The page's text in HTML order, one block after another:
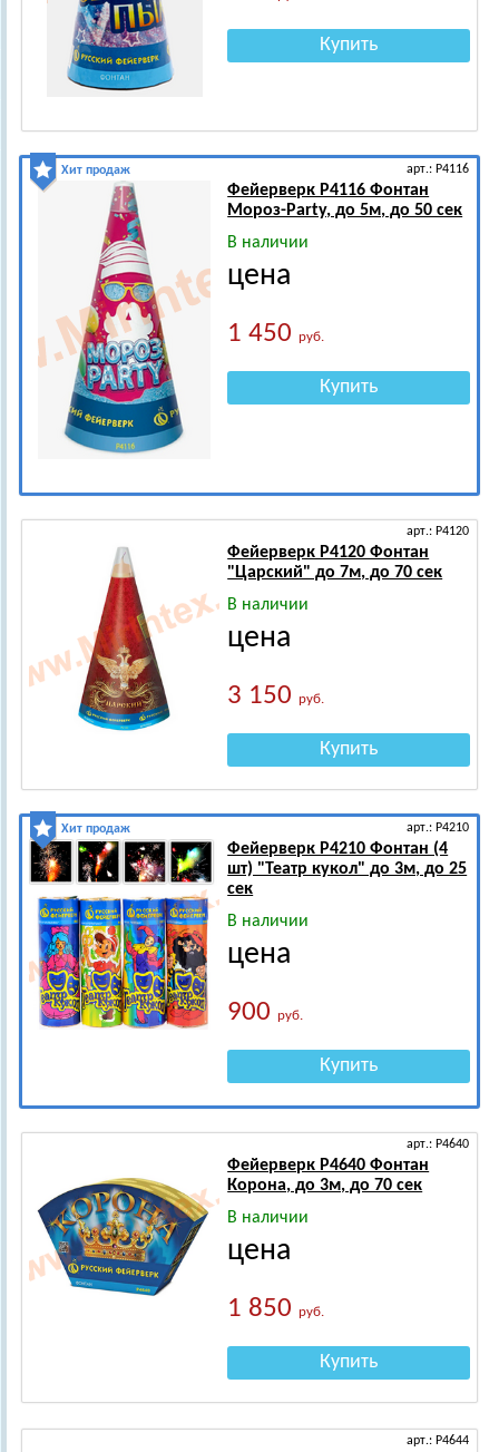
Купить
Хит продаж арт.: Р4116
Фейерверк Р4116 Фонтан
Мороз-Party, до 5м, до 50 сек
В наличии
цена
1 450руб.
Купить
арт.: Р4120
Фейерверк Р4120 Фонтан
"Царский" до 7м, до 70 сек
В наличии
цена
3 150руб.
Купить
Хит продаж арт.: Р4210
Фейерверк Р4210 Фонтан (4
шт) "Театр кукол" до 3м, до 25
сек
В наличии
цена
900руб.
Купить
арт.: Р4640
Фейерверк Р4640 Фонтан
Корона, до 3м, до 70 сек
В наличии
цена
1 850руб.
Купить
арт.: Р4644